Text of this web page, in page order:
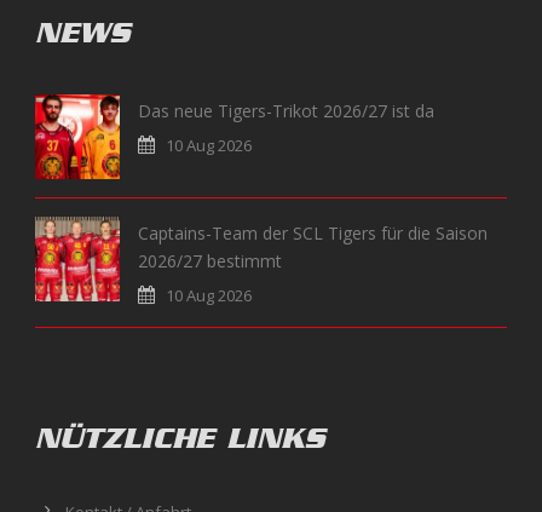
NEWS
Das neue Tigers-Trikot 2026/27 ist da
10 Aug 2026
Captains-Team der SCL Tigers für die Saison
2026/27 bestimmt
10 Aug 2026
NÜTZLICHE LINKS